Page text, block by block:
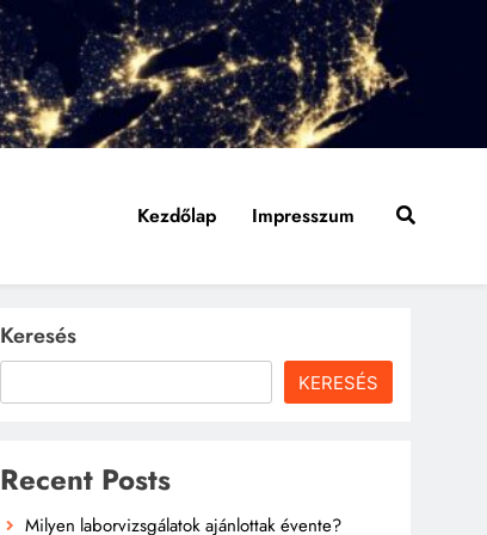
Kezdőlap Impresszum
Keresés
KERESÉS
Recent Posts
Milyen laborvizsgálatok ajánlottak évente?